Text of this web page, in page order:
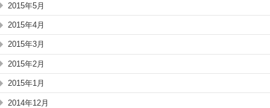
2015年5月
2015年4月
2015年3月
2015年2月
2015年1月
2014年12月